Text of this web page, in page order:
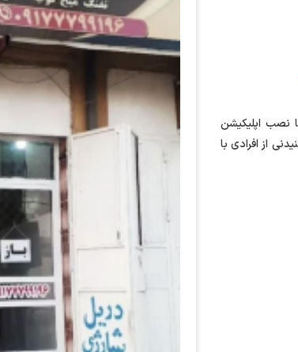
نصب اپلیکیشن
کنندگان حدود 400 داستان شنیدنی از افرادی با